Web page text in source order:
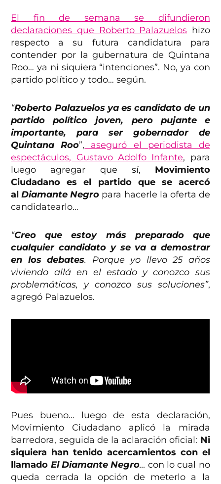
El fin de semana se difundieron
declaraciones que Roberto Palazuelos hizo
respecto a su futura candidatura para
contender por la gubernatura de Quintana
Roo… ya ni siquiera “intenciones”. No, ya con
partido político y todo… según.
“Roberto Palazuelos ya es candidato de un
partido político joven, pero pujante e
importante, para ser gobernador de
Quintana Roo”, aseguró el periodista de
espectáculos, Gustavo Adolfo Infante, para
luego agregar que sí, Movimiento
Ciudadano es el partido que se acercó
alDiamante Negro para hacerle la oferta de
candidatearlo…
“Creo que estoy más preparado que
cualquier candidato y se va a demostrar
en los debates. Porque yo llevo 25 años
viviendo allá en el estado y conozco sus
problemáticas, y conozco sus soluciones”,
agregó Palazuelos.
Pues bueno… luego de esta declaración,
Movimiento Ciudadano aplicó la mirada
barredora, seguida de la aclaración oficial: Ni
siquiera han tenido acercamientos con el
llamado El Diamante Negro… con lo cual no
queda cerrada la opción de meterlo a la